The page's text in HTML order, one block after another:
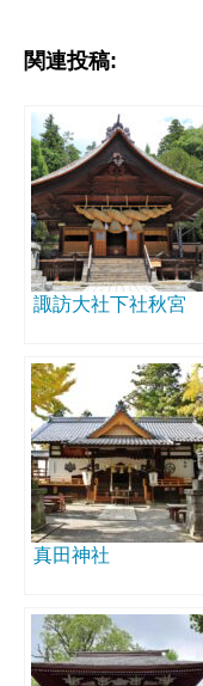
関連投稿:
諏訪大社下社秋宮
真田神社